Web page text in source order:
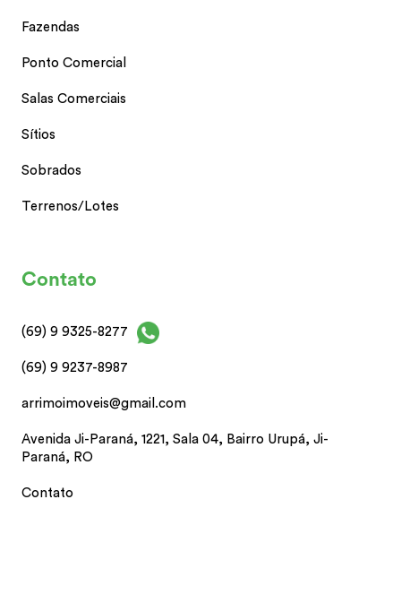
Fazendas
Ponto Comercial
Salas Comerciais
Sítios
Sobrados
Terrenos/Lotes
Contato
(69) 9 9325-8277
(69) 9 9237-8987
arrimoimoveis@gmail.com
Avenida Ji-Paraná, 1221, Sala 04, Bairro Urupá, Ji-
Paraná, RO
Contato